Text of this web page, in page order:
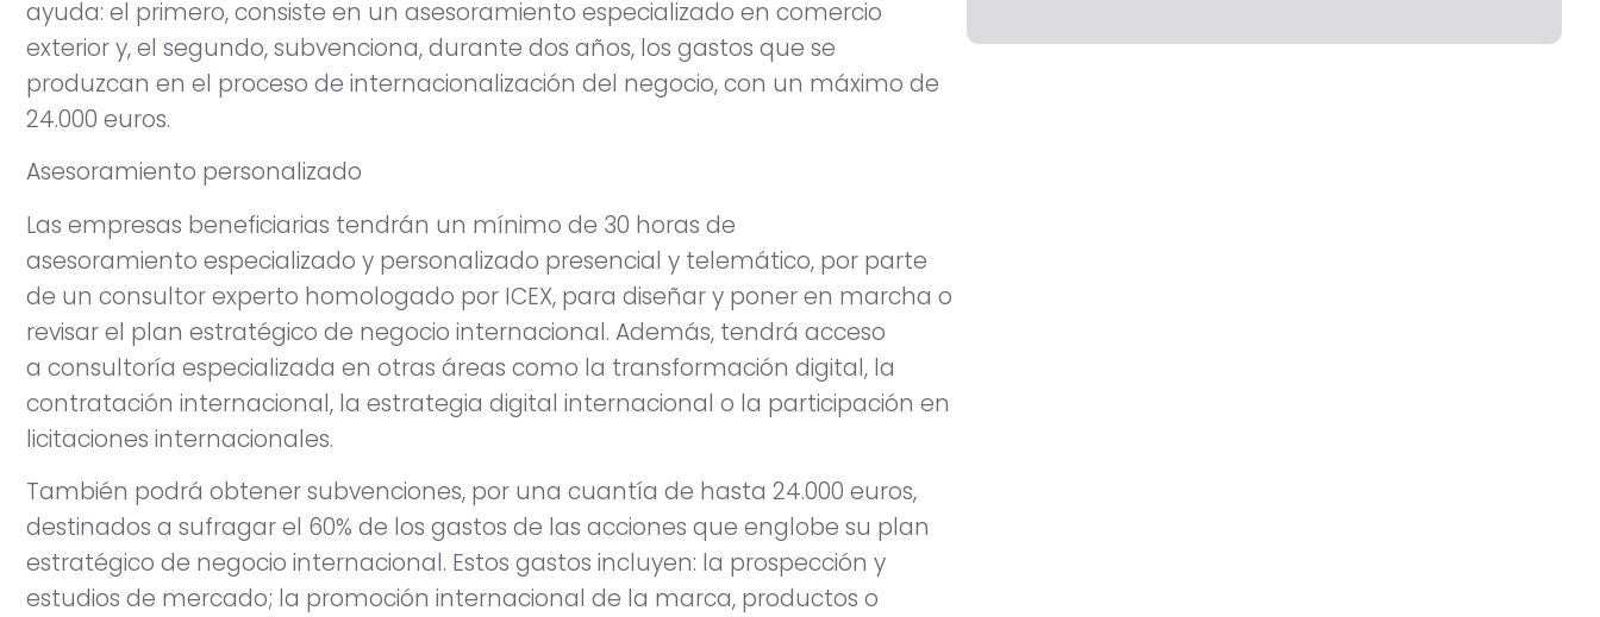
ayuda: el primero, consiste en un asesoramiento especializado en comercio
exterior y, el segundo, subvenciona, durante dos años, los gastos que se
produzcan en el proceso de internacionalización del negocio, con un máximo de
24.000 euros.
Asesoramiento personalizado
Las empresas beneficiarias tendrán un mínimo de 30 horas de
asesoramiento especializado y personalizado presencial y telemático, por parte
de un consultor experto homologado por ICEX, para diseñar y poner en marcha o
revisar el plan estratégico de negocio internacional. Además, tendrá acceso
a consultoría especializada en otras áreas como la transformación digital, la
contratación internacional, la estrategia digital internacional o la participación en
licitaciones internacionales.
También podrá obtener subvenciones, por una cuantía de hasta 24.000 euros,
destinados a sufragar el 60% de los gastos de las acciones que englobe su plan
estratégico de negocio internacional. Estos gastos incluyen: la prospección y
estudios de mercado; la promoción internacional de la marca, productos o